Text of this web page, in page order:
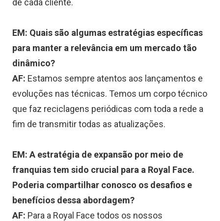
de cada cliente.
EM: Quais são algumas estratégias específicas
para manter a relevância em um mercado tão
dinâmico?
AF: Estamos sempre atentos aos lançamentos e
evoluções nas técnicas. Temos um corpo técnico
que faz reciclagens periódicas com toda a rede a
fim de transmitir todas as atualizações.
EM: A estratégia de expansão por meio de
franquias tem sido crucial para a Royal Face.
Poderia compartilhar conosco os desafios e
benefícios dessa abordagem?
AF: Para a Royal Face todos os nossos